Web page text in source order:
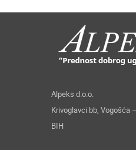
Alpeks d.o.o.
Krivoglavci bb, Vogošća
BIH